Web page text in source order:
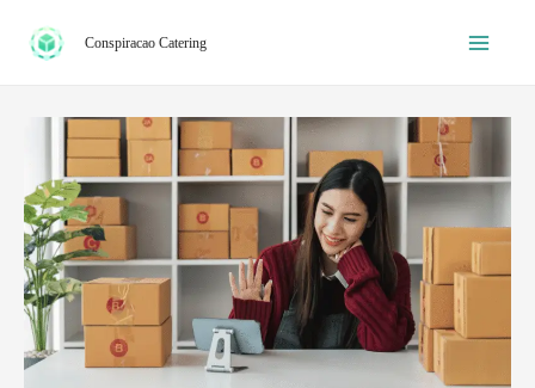
para
conteúdo
Conspiracao Catering